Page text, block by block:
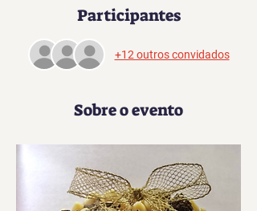
Participantes
+12 outros convidados
Sobre o evento